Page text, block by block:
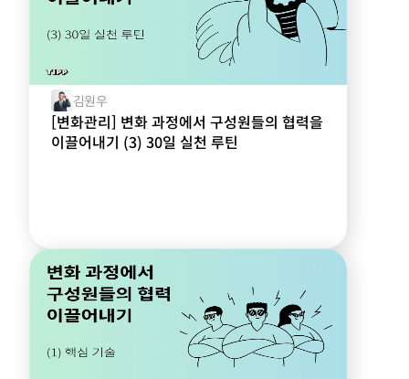
김원우
[변화관리] 변화 과정에서 구성원들의 협력을
이끌어내기 (3) 30일 실천 루틴